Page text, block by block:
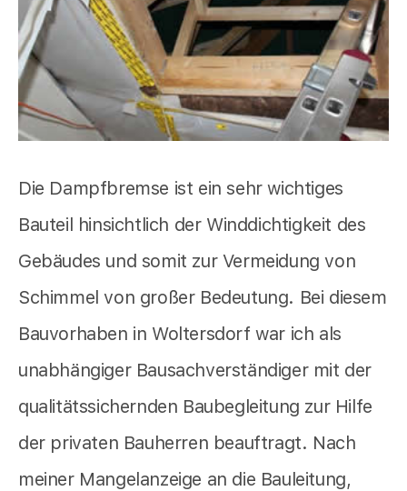
Die Dampfbremse ist ein sehr wichtiges
Bauteil hinsichtlich der Winddichtigkeit des
Gebäudes und somit zur Vermeidung von
Schimmel von großer Bedeutung. Bei diesem
Bauvorhaben in Woltersdorf war ich als
unabhängiger Bausachverständiger mit der
qualitätssichernden Baubegleitung zur Hilfe
der privaten Bauherren beauftragt. Nach
meiner Mangelanzeige an die Bauleitung,